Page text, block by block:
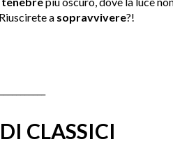
a sopravvivere?!
CLASSICI